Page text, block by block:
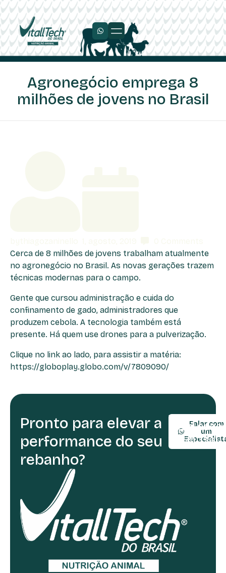
Agronegócio emprega 8
milhões de jovens no Brasil
Cerca de 8 milhões de jovens trabalham atualmente
no agronegócio no Brasil. As novas gerações trazem
técnicas modernas para o campo.
Gente que cursou administração e cuida do
confinamento de gado, administradores que
produzem cebola. A tecnologia também está
presente. Há quem use drones para a pulverização.
Clique no link ao lado, para assistir a matéria:
https://globoplay.globo.com/v/7809090/
Pronto para elevar a
performance do seu
rebanho?
Falar com
um
TELEFONE:
(54)
(54) 3361-